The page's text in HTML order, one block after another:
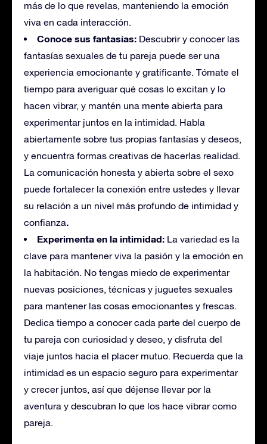
más de lo que revelas, manteniendo la emoción
viva en cada interacción.
Conoce sus fantasías: Descubrir y conocer las
fantasías sexuales de tu pareja puede ser una
experiencia emocionante y gratificante. Tómate el
tiempo para averiguar qué cosas lo excitan y lo
hacen vibrar, y mantén una mente abierta para
experimentar juntos en la intimidad. Habla
abiertamente sobre tus propias fantasías y deseos,
y encuentra formas creativas de hacerlas realidad.
La comunicación honesta y abierta sobre el sexo
puede fortalecer la conexión entre ustedes y llevar
su relación a un nivel más profundo de intimidad y
confianza.
Experimenta en la intimidad: La variedad es la
clave para mantener viva la pasión y la emoción en
la habitación. No tengas miedo de experimentar
nuevas posiciones, técnicas y juguetes sexuales
para mantener las cosas emocionantes y frescas.
Dedica tiempo a conocer cada parte del cuerpo de
tu pareja con curiosidad y deseo, y disfruta del
viaje juntos hacia el placer mutuo. Recuerda que la
intimidad es un espacio seguro para experimentar
y crecer juntos, así que déjense llevar por la
aventura y descubran lo que los hace vibrar como
pareja.